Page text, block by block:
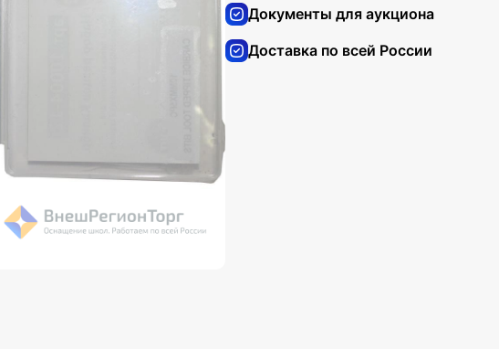
Документы для аукциона
Доставка по всей России